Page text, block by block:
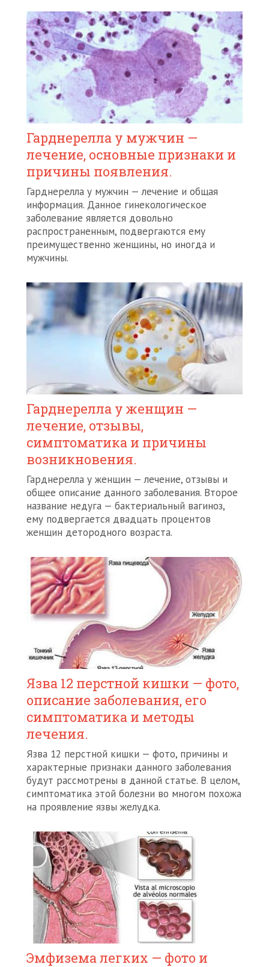
Гарднерелла у мужчин —
лечение, основные признаки и
причины появления.
Гарднерелла у мужчин — лечение и общая
информация. Данное гинекологическое
заболевание является довольно
распространенным, подвергаются ему
преимущественно женщины, но иногда и
мужчины.
Гарднерелла у женщин —
лечение, отзывы,
симптоматика и причины
возникновения.
Гарднерелла у женщин — лечение, отзывы и
общее описание данного заболевания. Второе
название недуга — бактериальный вагиноз,
ему подвергается двадцать процентов
женщин детородного возраста.
Язва 12 перстной кишки — фото,
описание заболевания, его
симптоматика и методы
лечения.
Язва 12 перстной кишки — фото, причины и
характерные признаки данного заболевания
будут рассмотрены в данной статье. В целом,
симптоматика этой болезни во многом похожа
на проявление язвы желудка.
Эмфизема легких — фото и